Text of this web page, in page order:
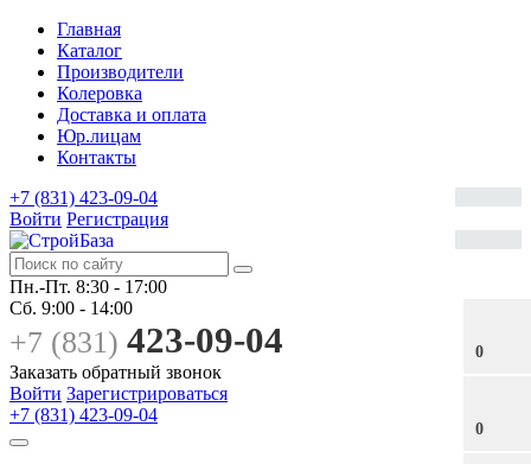
Главная
Каталог
Производители
Колеровка
Доставка и оплата
Юр.лицам
Контакты
0
0
+7 (831) 423-09-04
Войти Регистрация
Пн.-Пт. 8:30 - 17:00
Сб. 9:00 - 14:00
+7 (831) 423-09-04
Заказать обратный звонок
Войти Зарегистрироваться
+7 (831) 423-09-04